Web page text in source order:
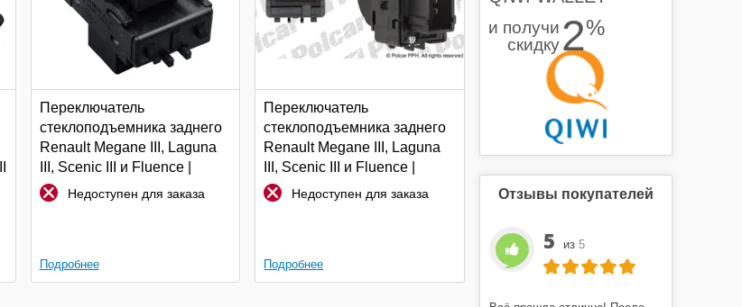
Переключатель
стеклоподъемника заднего
Renault Megane III, Laguna
III, Scenic III и Fluence |
PolcarНедоступен для заказа
Подробнее
Переключатель
стеклоподъемника заднего
Renault Megane III, Laguna
III, Scenic III и Fluence |
PolcarНедоступен для заказа
Подробнее
и получи
скидку2%
Отзывы покупателей
5 из5